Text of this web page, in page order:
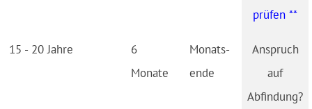
prüfen **
15 - 20 Jahre
6
Monate
Monats­
ende